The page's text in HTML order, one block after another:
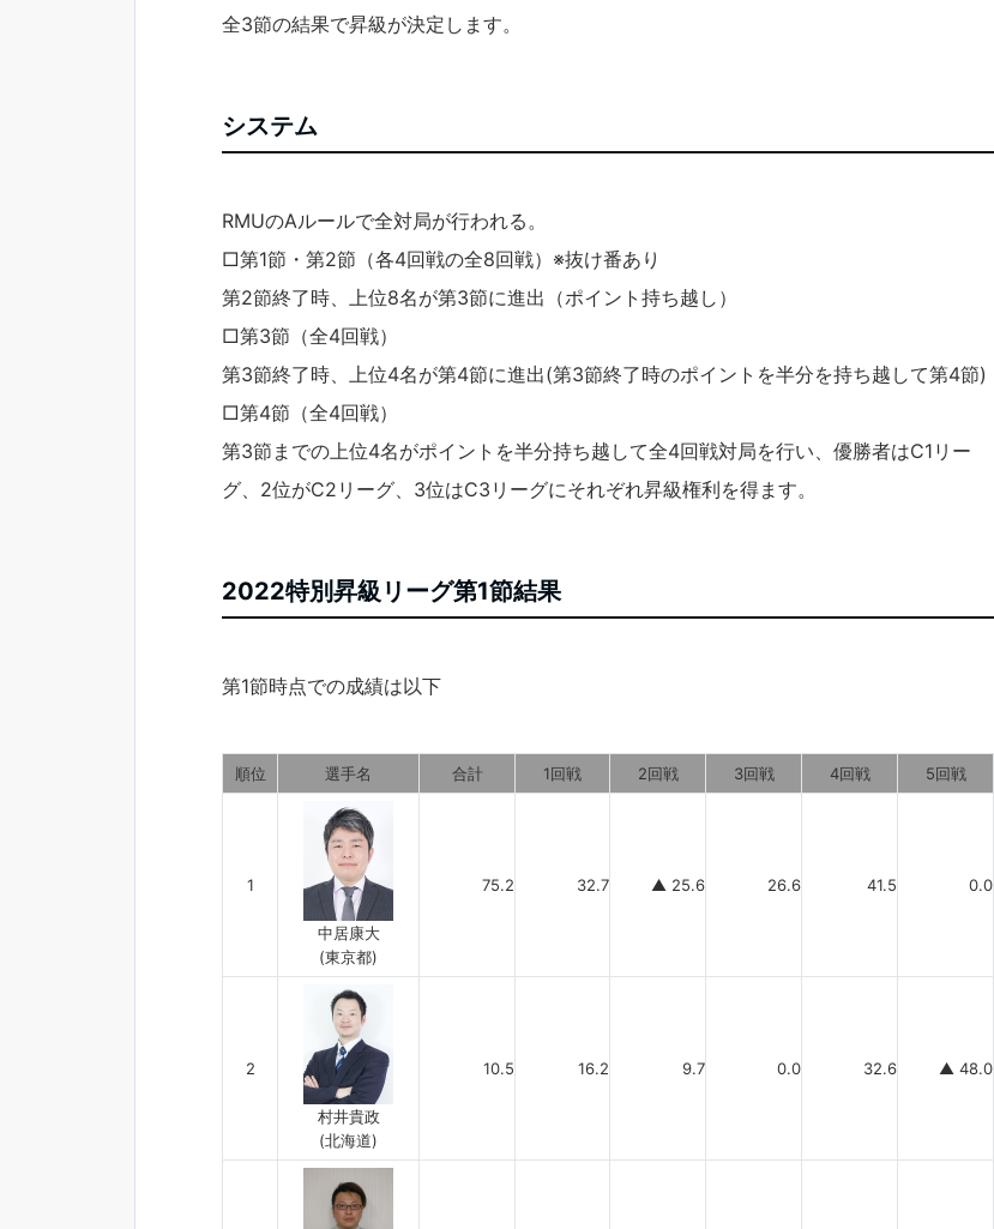
全3節の結果で昇級が決定します。
システム
RMUのAルールで全対局が行われる。
□第1節・第2節（各4回戦の全8回戦）※抜け番あり
第2節終了時、上位8名が第3節に進出（ポイント持ち越し）
□第3節（全4回戦）
第3節終了時、上位4名が第4節に進出(第3節終了時のポイントを半分を持ち越して第4節)
□第4節（全4回戦）
第3節までの上位4名がポイントを半分持ち越して全4回戦対局を行い、優勝者はC1リー
グ、2位がC2リーグ、3位はC3リーグにそれぞれ昇級権利を得ます。
2022特別昇級リーグ第1節結果
第1節時点での成績は以下
順位 選手名 合計 1回戦 2回戦 3回戦 4回戦 5回戦
1
中居康大
(東京都)
75.2 32.7 ▲ 25.6 26.6 41.5 0.0
2
村井貴政
(北海道)
10.5 16.2 9.7 0.0 32.6 ▲ 48.0